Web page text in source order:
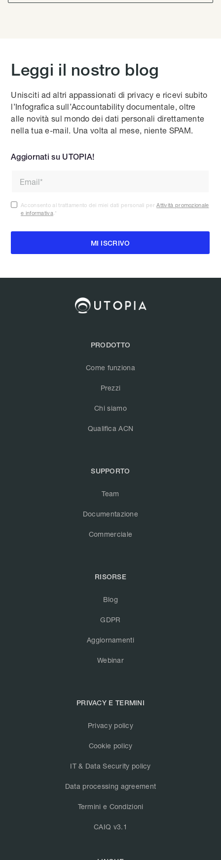
Leggi il nostro blog
Unisciti ad altri appassionati di privacy e ricevi subito
l’Infografica sull’Accountability documentale, oltre
alle novità sul mondo dei dati personali direttamente
nella tua e-mail. Una volta al mese, niente SPAM.
Aggiornati su UTOPIA!
Acconsento al trattamento dei miei dati personali perAttività promozionale
e informativa *
PRODOTTO
Come funziona
Prezzi
Chi siamo
Qualifica ACN
SUPPORTO
Team
Documentazione
Commerciale
RISORSE
Blog
GDPR
Aggiornamenti
Webinar
PRIVACY E TERMINI
Privacy policy
Cookie policy
IT & Data Security policy
Data processing agreement
Termini e Condizioni
CAIQ v3.1